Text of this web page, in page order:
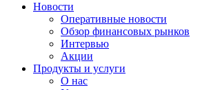
Новости
Оперативные новости
Обзор финансовых рынков
Интервью
Акции
Продукты и услуги
О нас